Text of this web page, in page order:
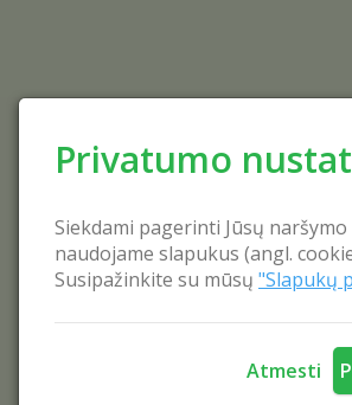
Privatumo
Siekdami pagerinti Jūsų
naudojame slapukus (angl.
Susipažinkite su mūsų "Slapukų
Atmesti